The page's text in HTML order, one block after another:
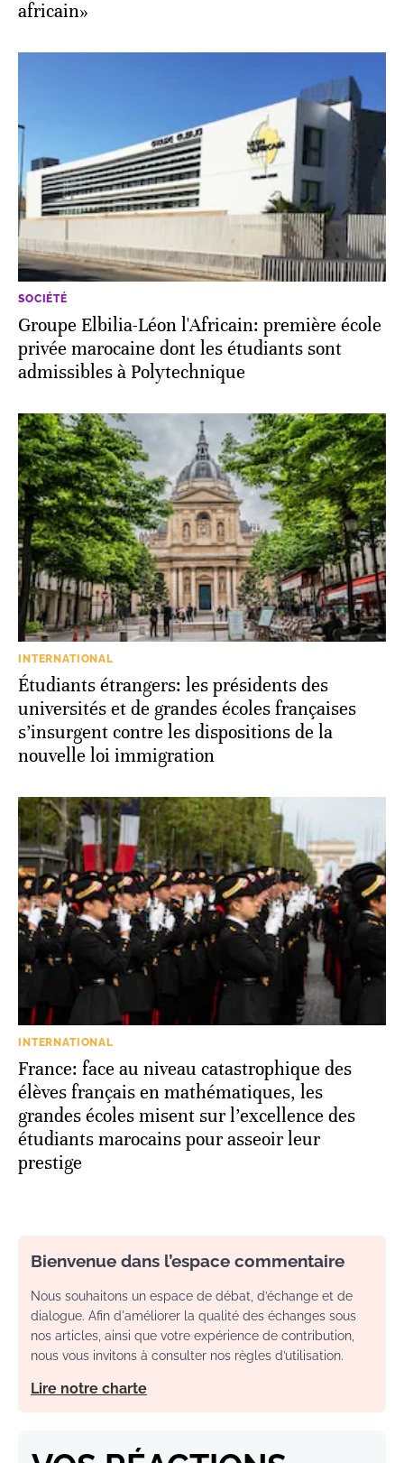
africain»
SOCIÉTÉ
Groupe Elbilia-Léon l'Africain: première école
privée marocaine dont les étudiants sont
admissibles à Polytechnique
INTERNATIONAL
Étudiants étrangers: les présidents des
universités et de grandes écoles françaises
s’insurgent contre les dispositions de la
nouvelle loi immigration
INTERNATIONAL
France: face au niveau catastrophique des
élèves français en mathématiques, les
grandes écoles misent sur l’excellence des
étudiants marocains pour asseoir leur
prestige
Bienvenue dans l’espace commentaire
Nous souhaitons un espace de débat, d’échange et de
dialogue. Afin d'améliorer la qualité des échanges sous
nos articles, ainsi que votre expérience de contribution,
nous vous invitons à consulter nos règles d’utilisation.
Lire notre charte